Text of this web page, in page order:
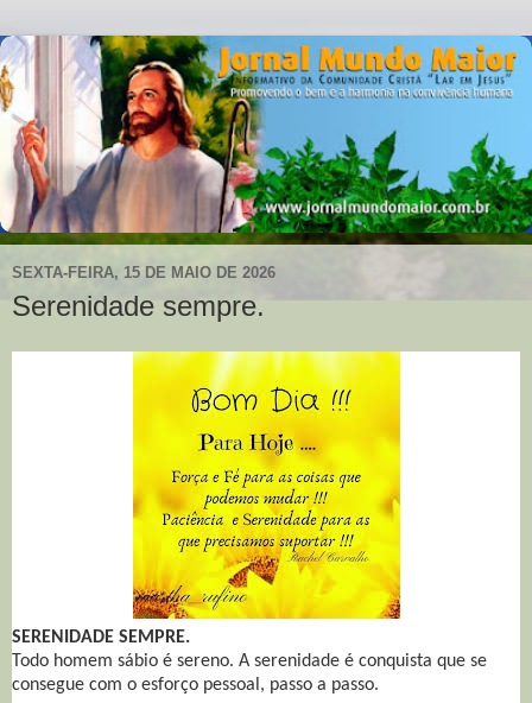
SEXTA-FEIRA, 15 DE MAIO DE 2026
Serenidade sempre.
SERENIDADE SEMPRE.
Todo homem sábio é sereno. A serenidade é conquista que se
consegue com o esforço pessoal, passo a passo.